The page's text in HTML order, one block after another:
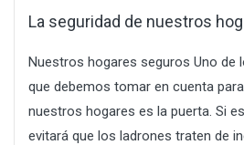
La seguridad de nuestros
Nuestros hogares seguros Uno de
que debemos tomar en cuenta
nuestros hogares es la puerta. Si
evitará que los ladrones traten de